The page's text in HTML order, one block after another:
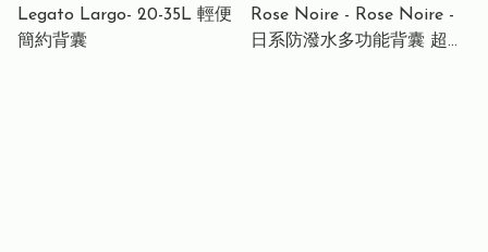
Legato Largo- 20-35L 輕便
簡約背囊
Rose Noire - Rose Noire -
日系防潑水多功能背囊 超柔